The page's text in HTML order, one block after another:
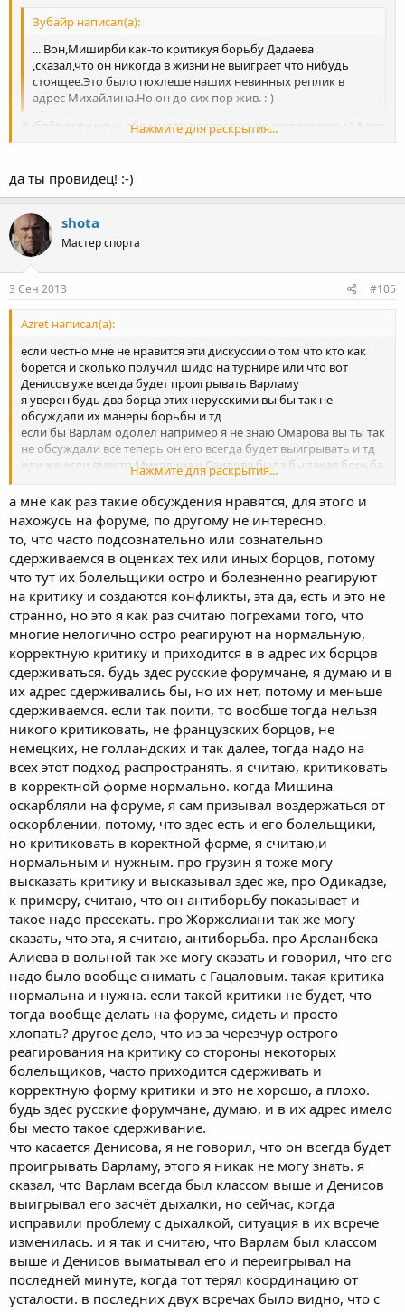
Зубайр написал(а):
... Вон,Миширби как-то критикуя борьбу Дадаева
,сказал,что он никогда в жизни не выиграет что нибудь
стоящее.Это было похлеше наших невинных реплик в
адрес Михайлина.Но он до сих пор жив. :-)
Зубайр,если речь обо мне,то подтверждаю-жив здоров. :-) А вот
Нажмите для раскрытия...
да ты провидец! :-)
shota
Мастер спорта
3 Сен 2013 #105
Azret написал(а):
если честно мне не нравится эти дискуссии о том что кто как
борется и сколько получил шидо на турнире или что вот
Денисов уже всегда будет проигрывать Варламу
я уверен будь два борца этих нерусскими вы бы так не
обсуждали их манеры борьбы и тд
если бы Варлам одолел например я не знаю Омарова вы ты так
не обсуждали все теперь он его всегда будет выигрывать и тд
или же если вместо Михалина у Саидова была бы такая борьба
вы бы тоже промолчали об этом а просто поздравили бы
соперников с победой! давайте не будем уподобляться
я просто не люблю такие разговоры! где подсознательно если
быть откровенными проскакивает национальный момент
Нажмите для раскрытия...
а мне как раз такие обсуждения нравятся, для этого и
нахожусь на форуме, по другому не интересно.
то, что часто подсознательно или сознательно
сдерживаемся в оценках тех или иных борцов, потому
что тут их болельщики остро и болезненно реагируют
на критику и создаются конфликты, эта да, есть и это не
странно, но это я как раз считаю погрехами того, что
многие нелогично остро реагируют на нормальную,
корректную критику и приходится в в адрес их борцов
сдерживаться. будь здес русские форумчане, я думаю и в
их адрес сдерживались бы, но их нет, потому и меньше
сдерживаемся. если так поити, то вообше тогда нельзя
никого критиковать, не французских борцов, не
немецких, не голландских и так далее, тогда надо на
всех этот подход распространять. я считаю, критиковать
в корректной форме нормально. когда Мишина
оскарбляли на форуме, я сам призывал воздержаться от
оскорблении, потому, что здес есть и его болельщики,
но критиковать в коректной форме, я считаю,и
нормальным и нужным. про грузин я тоже могу
высказать критику и высказывал здес же, про Одикадзе,
к примеру, считаю, что он антиборьбу показывает и
такое надо пресекать. про Жоржолиани так же могу
сказать, что эта, я считаю, антиборьба. про Арсланбека
Алиева в вольной так же могу сказать и говорил, что его
надо было вообще снимать с Гацаловым. такая критика
нормальна и нужна. если такой критики не будет, что
тогда вообще делать на форуме, сидеть и просто
хлопать? другое дело, что из за черезчур острого
реагирования на критику со стороны некоторых
болельщиков, часто приходится сдерживать и
корректную форму критики и это не хорошо, а плохо.
будь здес русские форумчане, думаю, и в их адрес имело
бы место такое сдерживание.
что касается Денисова, я не говорил, что он всегда будет
проигрывать Варламу, этого я никак не могу знать. я
сказал, что Варлам всегда был классом выше и Денисов
выигрывал его засчёт дыхалки, но сейчас, когда
исправили проблему с дыхалкой, ситуация в их всрече
изменилась. и я так и считаю, что Варлам был классом
выше и Денисов выматывал его и переигрывал на
последней минуте, когда тот терял координацию от
усталости. в последних двух всречах было видно, что с